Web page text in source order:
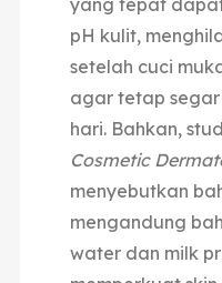
pH kulit,
setelah cuci
agar tetap
hari. Bahkan,
Cosmetic
menyebutkan
mengandung
water dan milk